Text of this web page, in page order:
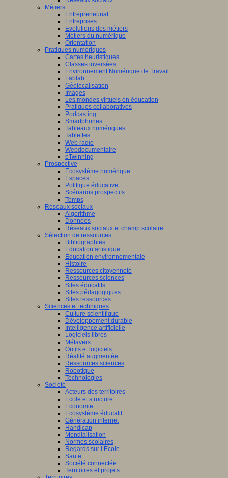
Métiers
Entrepreneuriat
Entreprises
Evolutions des métiers
Métiers du numérique
Orientation
Pratiques numériques
Cartes heuristiques
Classes inversées
Environnement Numérique de Travail
Fablab
Géolocalisation
Images
Les mondes virtuels en éducation
Pratiques collaboratives
Podcasting
Smartphones
Tableaux numériques
Tablettes
Web radio
Webdocumentaire
eTwinning
Prospective
Ecosystème numérique
Espaces
Politique éducative
Scénarios prospectifs
Temps
Réseaux sociaux
Algorithme
Données
Réseaux sociaux et champ scolaire
Sélection de ressources
Bibliographies
Education artistique
Education environnementale
Histoire
Ressources citoyenneté
Ressources sciences
Sites éducatifs
Sites pédagogiques
Sites ressources
Sciences et techniques
Culture scientifique
Développement durable
Intelligence artificielle
Logiciels libres
Métavers
Outils et logiciels
Réalité augmentée
Ressources sciences
Robotique
Technologies
Société
Acteurs des territoires
Ecole et structure
Economie
Ecosystème éducatif
Génération internet
Handicap
Mondialisation
Normes scolaires
Regards sur l’Ecole
Santé
Société connectée
Territoires et projets